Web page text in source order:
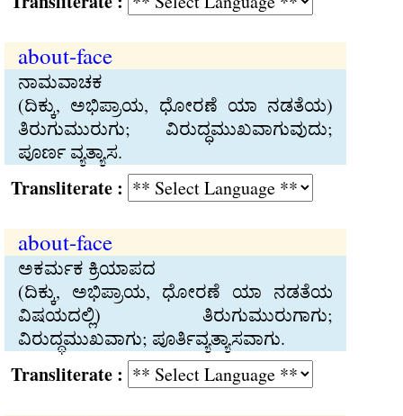
about-face
ನಾಮವಾಚಕ
(ದಿಕ್ಕು, ಅಭಿಪ್ರಾಯ, ಧೋರಣೆ ಯಾ ನಡತೆಯ)
ತಿರುಗುಮುರುಗು; ವಿರುದ್ಧಮುಖವಾಗುವುದು;
ಪೂರ್ಣ ವ್ಯತ್ಯಾಸ.
:
about-face
ಅಕರ್ಮಕ ಕ್ರಿಯಾಪದ
(ದಿಕ್ಕು, ಅಭಿಪ್ರಾಯ, ಧೋರಣೆ ಯಾ ನಡತೆಯ
ವಿಷಯದಲ್ಲಿ) ತಿರುಗುಮುರುಗಾಗು;
ವಿರುದ್ಧಮುಖವಾಗು; ಪೂರ್ತಿವ್ಯತ್ಯಾಸವಾಗು.
: